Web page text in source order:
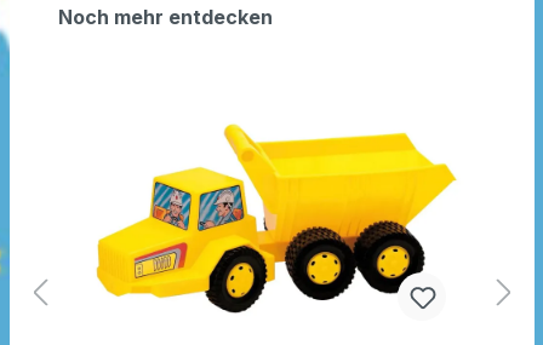
Noch mehr entdecken